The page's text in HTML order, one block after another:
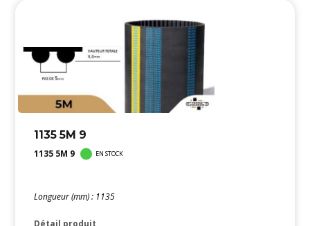
1135 5M 9
1135 5M 9 EN STOCK
Longueur (mm) : 1135